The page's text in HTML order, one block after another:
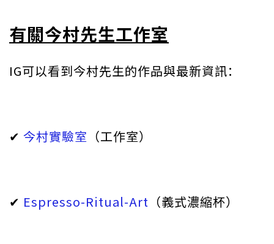
有關今村先生工作室
IG可以看到今村先生的作品與最新資訊：
✔︎ 今村實驗室 （工作室）
✔︎ Espresso-Ritual-Art （義式濃縮杯）